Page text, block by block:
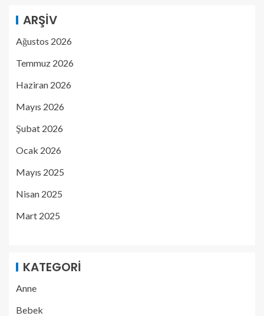
ARŞIV
Ağustos 2026
Temmuz 2026
Haziran 2026
Mayıs 2026
Şubat 2026
Ocak 2026
Mayıs 2025
Nisan 2025
Mart 2025
KATEGORI
Anne
Bebek